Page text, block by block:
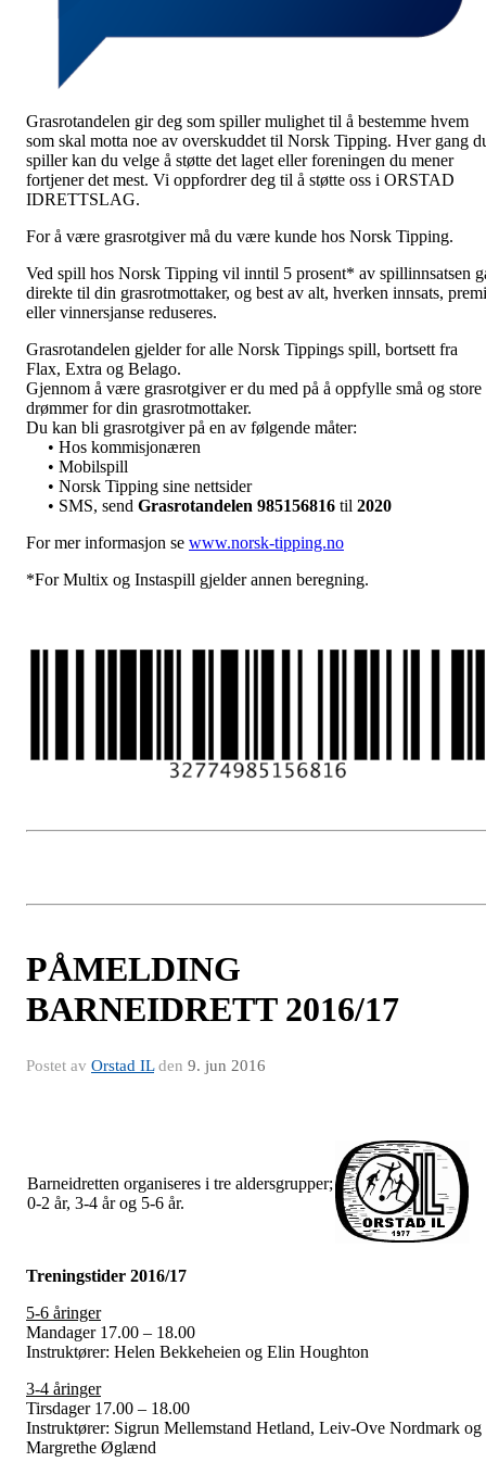
Grasrotandelen gir deg som spiller mulighet til å bestemme hvem
som skal motta noe av overskuddet til Norsk Tipping. Hver gang
spiller kan du velge å støtte det laget eller foreningen du mener
fortjener det mest. Vi oppfordrer deg til å støtte oss i ORSTAD
IDRETTSLAG.
For å være grasrotgiver må du være kunde hos Norsk Tipping.
Ved spill hos Norsk Tipping vil inntil 5 prosent* av spillinnsatsen
direkte til din grasrotmottaker, og best av alt, hverken innsats,
eller vinnersjanse reduseres.
Grasrotandelen gjelder for alle Norsk Tippings spill, bortsett fra
Flax, Extra og Belago.
Gjennom å være grasrotgiver er du med på å oppfylle små og store
drømmer for din grasrotmottaker.
Du kan bli grasrotgiver på en av følgende måter:
• Hos kommisjonæren
• Mobilspill
• Norsk Tipping sine nettsider
• SMS, send Grasrotandelen 985156816 til 2020
For mer informasjon se www.norsk-tipping.no
*For Multix og Instaspill gjelder annen beregning.
PÅMELDING
BARNEIDRETT 2016/17
Postet av Orstad ILden 9. jun 2016
Barneidretten organiseres i tre aldersgrupper;
0-2 år, 3-4 år og 5-6 år.
Treningstider 2016/17
5-6 åringer
Mandager 17.00 – 18.00
Instruktører: Helen Bekkeheien og Elin Houghton
3-4 åringer
Tirsdager 17.00 – 18.00
Instruktører: Sigrun Mellemstand Hetland, Leiv-Ove Nordmark og
Margrethe Øglænd